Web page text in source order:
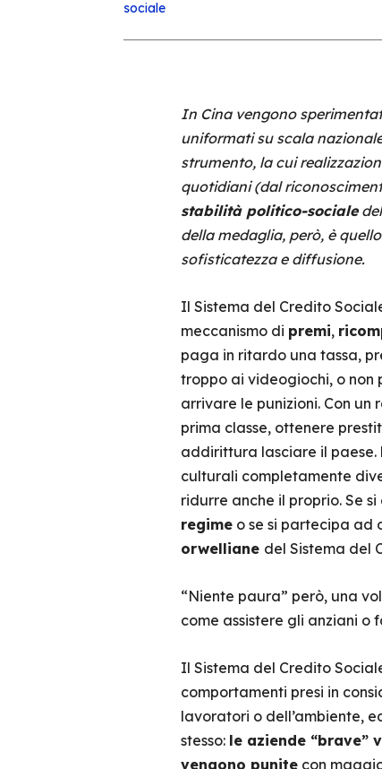
sociale
In Cina vengono
uniformati su scala
strumento, la cui
quotidiani (dal
stabilità politico-socialedel
della medaglia, però, è
sofisticatezza e diffusione.
Il Sistema del Credito
meccanismo di premi,
paga in ritardo una tassa,
troppo ai videogiochi, o non
arrivare le punizioni. Con un
prima classe, ottenere
addirittura lasciare il paese.
culturali completamente
ridurre anche il proprio. Se
regimeo se si partecipa ad
orwelliane del Sistema del
“Niente paura” però, una
come assistere gli anziani o
Il Sistema del Credito
comportamenti presi in
lavoratori o dell’ambiente,
stesso: le aziende “brave”
vengono punitecon